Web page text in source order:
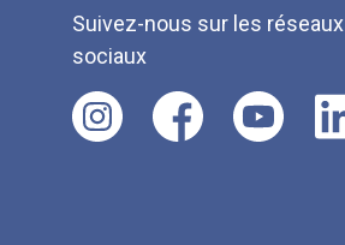
Suivez-nous sur les réseaux
sociaux